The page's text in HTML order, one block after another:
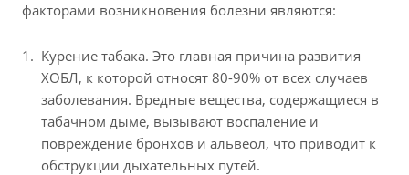
факторами возникновения болезни являются:
Курение табака. Это главная причина развития
ХОБЛ, к которой относят 80-90% от всех случаев
заболевания. Вредные вещества, содержащиеся в
табачном дыме, вызывают воспаление и
повреждение бронхов и альвеол, что приводит к
обструкции дыхательных путей.